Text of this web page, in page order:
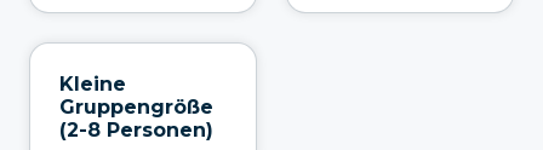
Kleine
Gruppengröße
(2-8 Personen)